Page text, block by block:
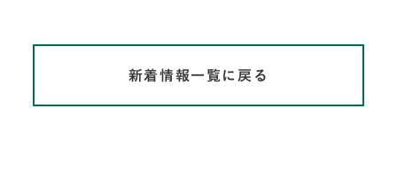
新着情報一覧に戻る